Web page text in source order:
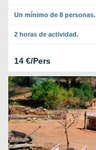
Un mínimo de 8 personas.
2 horas de actividad.
14 €/Pers